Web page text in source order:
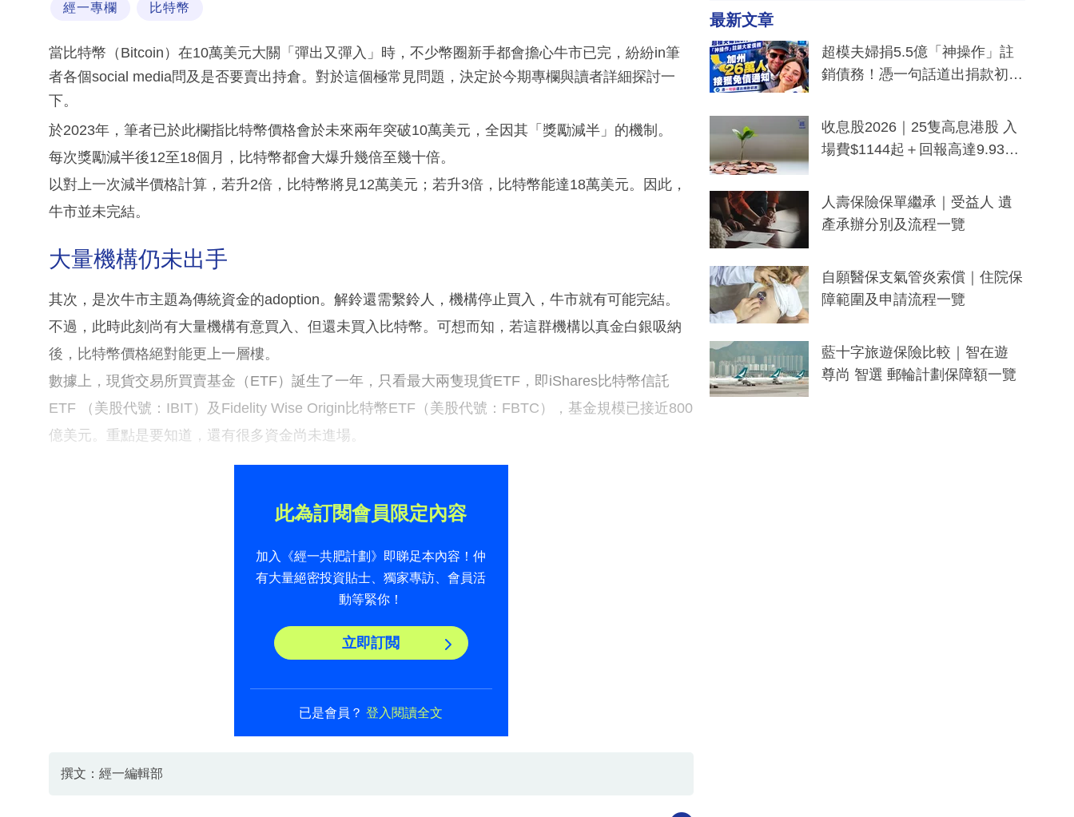
經一專欄 比特幣
當比特幣（Bitcoin）在10萬美元大關「彈出又彈入」時，不少幣圈新手都會擔心牛市已完，紛紛in筆
者各個social media問及是否要賣出持倉。對於這個極常見問題，決定於今期專欄與讀者詳細探討一
下。
於2023年，筆者已於此欄指比特幣價格會於未來兩年突破10萬美元，全因其「獎勵減半」的機制。
每次獎勵減半後12至18個月，比特幣都會大爆升幾倍至幾十倍。
以對上一次減半價格計算，若升2倍，比特幣將見12萬美元；若升3倍，比特幣能達18萬美元。因此，
牛市並未完結。
大量機構仍未出手
其次，是次牛市主題為傳統資金的adoption。解鈴還需繫鈴人，機構停止買入，牛市就有可能完結。
不過，此時此刻尚有大量機構有意買入、但還未買入比特幣。可想而知，若這群機構以真金白銀吸納
後，比特幣價格絕對能更上一層樓。
數據上，現貨交易所買賣基金（ETF）誕生了一年，只看最大兩隻現貨ETF，即iShares比特幣信託
ETF （美股代號：IBIT）及Fidelity Wise Origin比特幣ETF（美股代號：FBTC），基金規模已接近800
億美元。重點是要知道，還有很多資金尚未進場。
此為訂閱會員限定內容
加入《經一共肥計劃》即睇足本內容！仲
有大量絕密投資貼士、獨家專訪、會員活
動等緊你！
立即訂閲
已是會員？登入閱讀全文
撰文：經一編輯部
最新文章
超模夫婦捐5.5億「神操作」註
銷債務！憑一句話道出捐款初
一度被誤當詐騙手段
收息股2026｜25隻高息港股 入
場費$1144起＋回報高達9.93
人壽保險保單繼承｜受益人 遺
產承辦分別及流程一覽
自願醫保支氣管炎索償｜住院保
障範圍及申請流程一覽
藍十字旅遊保險比較｜智在遊
尊尚 智選 郵輪計劃保障額一覽